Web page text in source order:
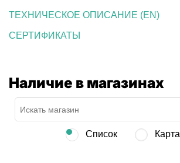
ТЕХНИЧЕСКОЕ ОПИСАНИЕ (EN)
СЕРТИФИКАТЫ
Наличие в магазинах
Список Карта